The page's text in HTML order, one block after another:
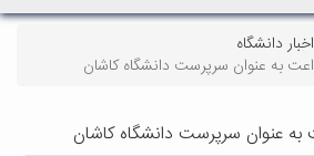
اخبار دانشگاه
به عنوان سرپرست دانشگاه کاشان
به عنوان سرپرست دانشگاه کاشان